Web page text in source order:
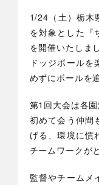
1/24（土）栃木
を対象とした『
を開催いたしま
ドッジボール
めずにボールを
第1回大会は各
初めて会う仲間
げる、環境に慣
チームワークが
監督やチームメ